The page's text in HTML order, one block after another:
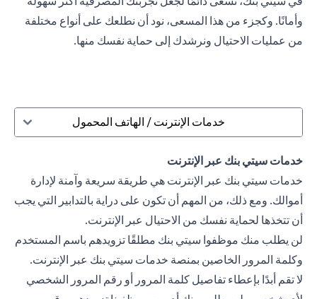
وأمانًا. وكجزء من هذا المسعى، نود أن نطلعك على أنواع مختلفة
من عمليات الاحتيال ونرشدك إلى حماية نفسك منها.
خدمات الإنترنت / الهاتف المحمول
خدمات سيتي بنك عبر الإنترنت
خدمات سيتي بنك عبر الإنترنت هي طريقة سريعة وآمنة لإدارة
أموالك. ومع ذلك، من المهم أن تكون على دراية بالتدابير التي يجب
أن تتخذها لحماية نفسك من الاحتيال عبر الإنترنت.
لن يطلب منك موظفوا سيتي بنك مطلقًا تزويدهم باسم المستخدم
وكلمة المرور الخاصين بمنصة خدمات سيتي بنك عبر الإنترنت.
لا تقم أبدًا بإعطاء تفاصيل كلمة المرور أو رقم المرور الشخصي